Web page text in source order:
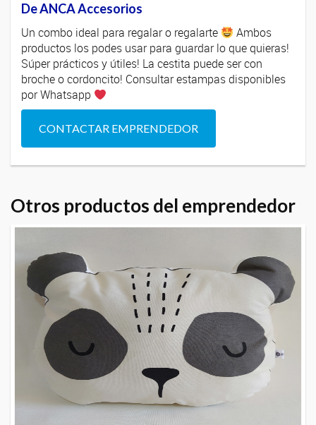
De ANCA Accesorios
Un combo ideal para regalar o regalarte
Ambos
productos los podes usar para guardar lo que quieras!
Súper prácticos y útiles! La cestita puede ser con
broche o cordoncito! Consultar estampas disponibles
por Whatsapp
CONTACTAR EMPRENDEDOR
Otros productos del emprendedor